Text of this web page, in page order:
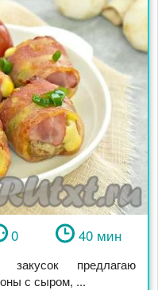
0 40 мин
предлагаю
с сыром, ...